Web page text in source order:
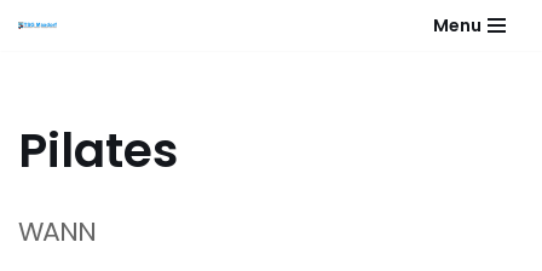
Menu
Pilates
WANN